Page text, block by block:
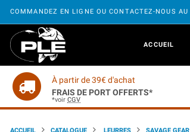
COMMANDEZ EN LIGNE OU CONTACTEZ-NOUS AU
ACCUEIL
À partir de 39€ d'achat
FRAIS DE PORT OFFERTS*
*voir CGV